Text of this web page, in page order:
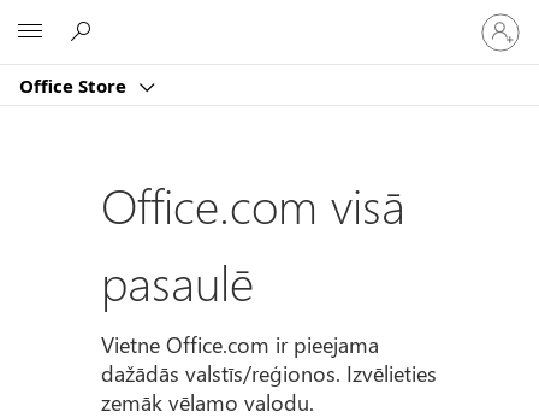
Office Store
savā
kontā
Office.com visā
pasaulē
Vietne Office.com ir pieejama
dažādās valstīs/reģionos. Izvēlieties
zemāk vēlamo valodu.